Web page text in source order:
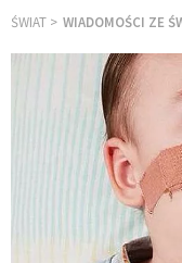
ŚWIAT WIADOMOŚCI ZE